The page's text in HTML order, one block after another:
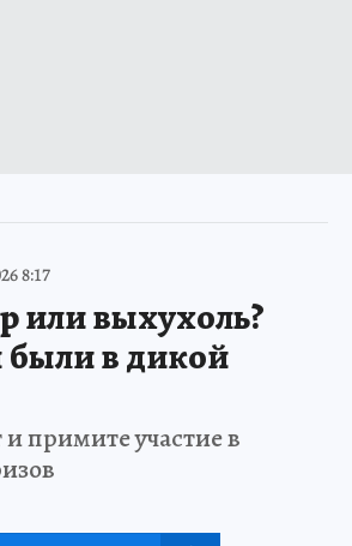
8:17
или выхухоль?
в дикой
примите участие в